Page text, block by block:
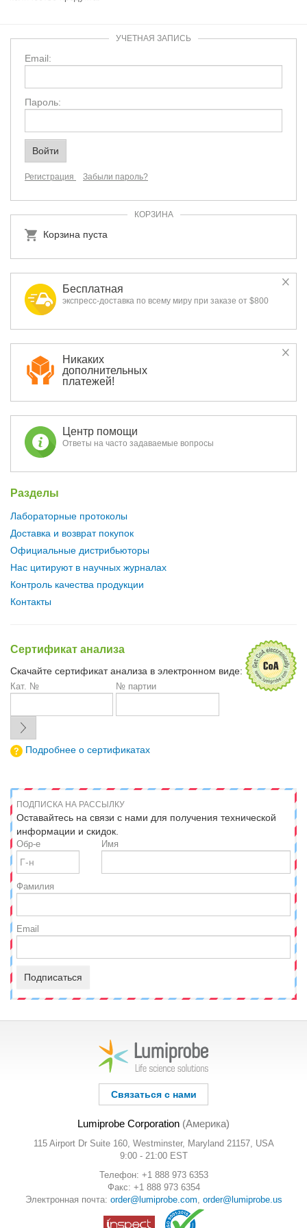
УЧЕТНАЯ ЗАПИСЬ
Email:
Пароль:
Регистрация Забыли пароль?
КОРЗИНА
Корзина пуста
Бесплатная
экспресс-доставка по всему миру при заказе от $800
Никаких
дополнительных
платежей!
Центр помощи
Ответы на часто задаваемые вопросы
Разделы
Лабораторные протоколы
Доставка и возврат покупок
Официальные дистрибьюторы
Нас цитируют в научных журналах
Контроль качества продукции
Контакты
Сертификат анализа
Скачайте сертификат анализа в электронном виде:
Кат. № № партии
Подробнее о сертификатах
ПОДПИСКА НА РАССЫЛКУ
Оставайтесь на связи с нами для получения технической
информации и скидок.
Обр-е Имя
Фамилия
Email
Подписаться
Связаться с нами
Lumiprobe Corporation (Америка)
115 Airport Dr Suite 160, Westminster, Maryland 21157, USA
9:00 - 21:00 EST
Телефон: +1 888 973 6353
Факс: +1 888 973 6354
Электронная почта: order@lumiprobe.com order@lumiprobe.us